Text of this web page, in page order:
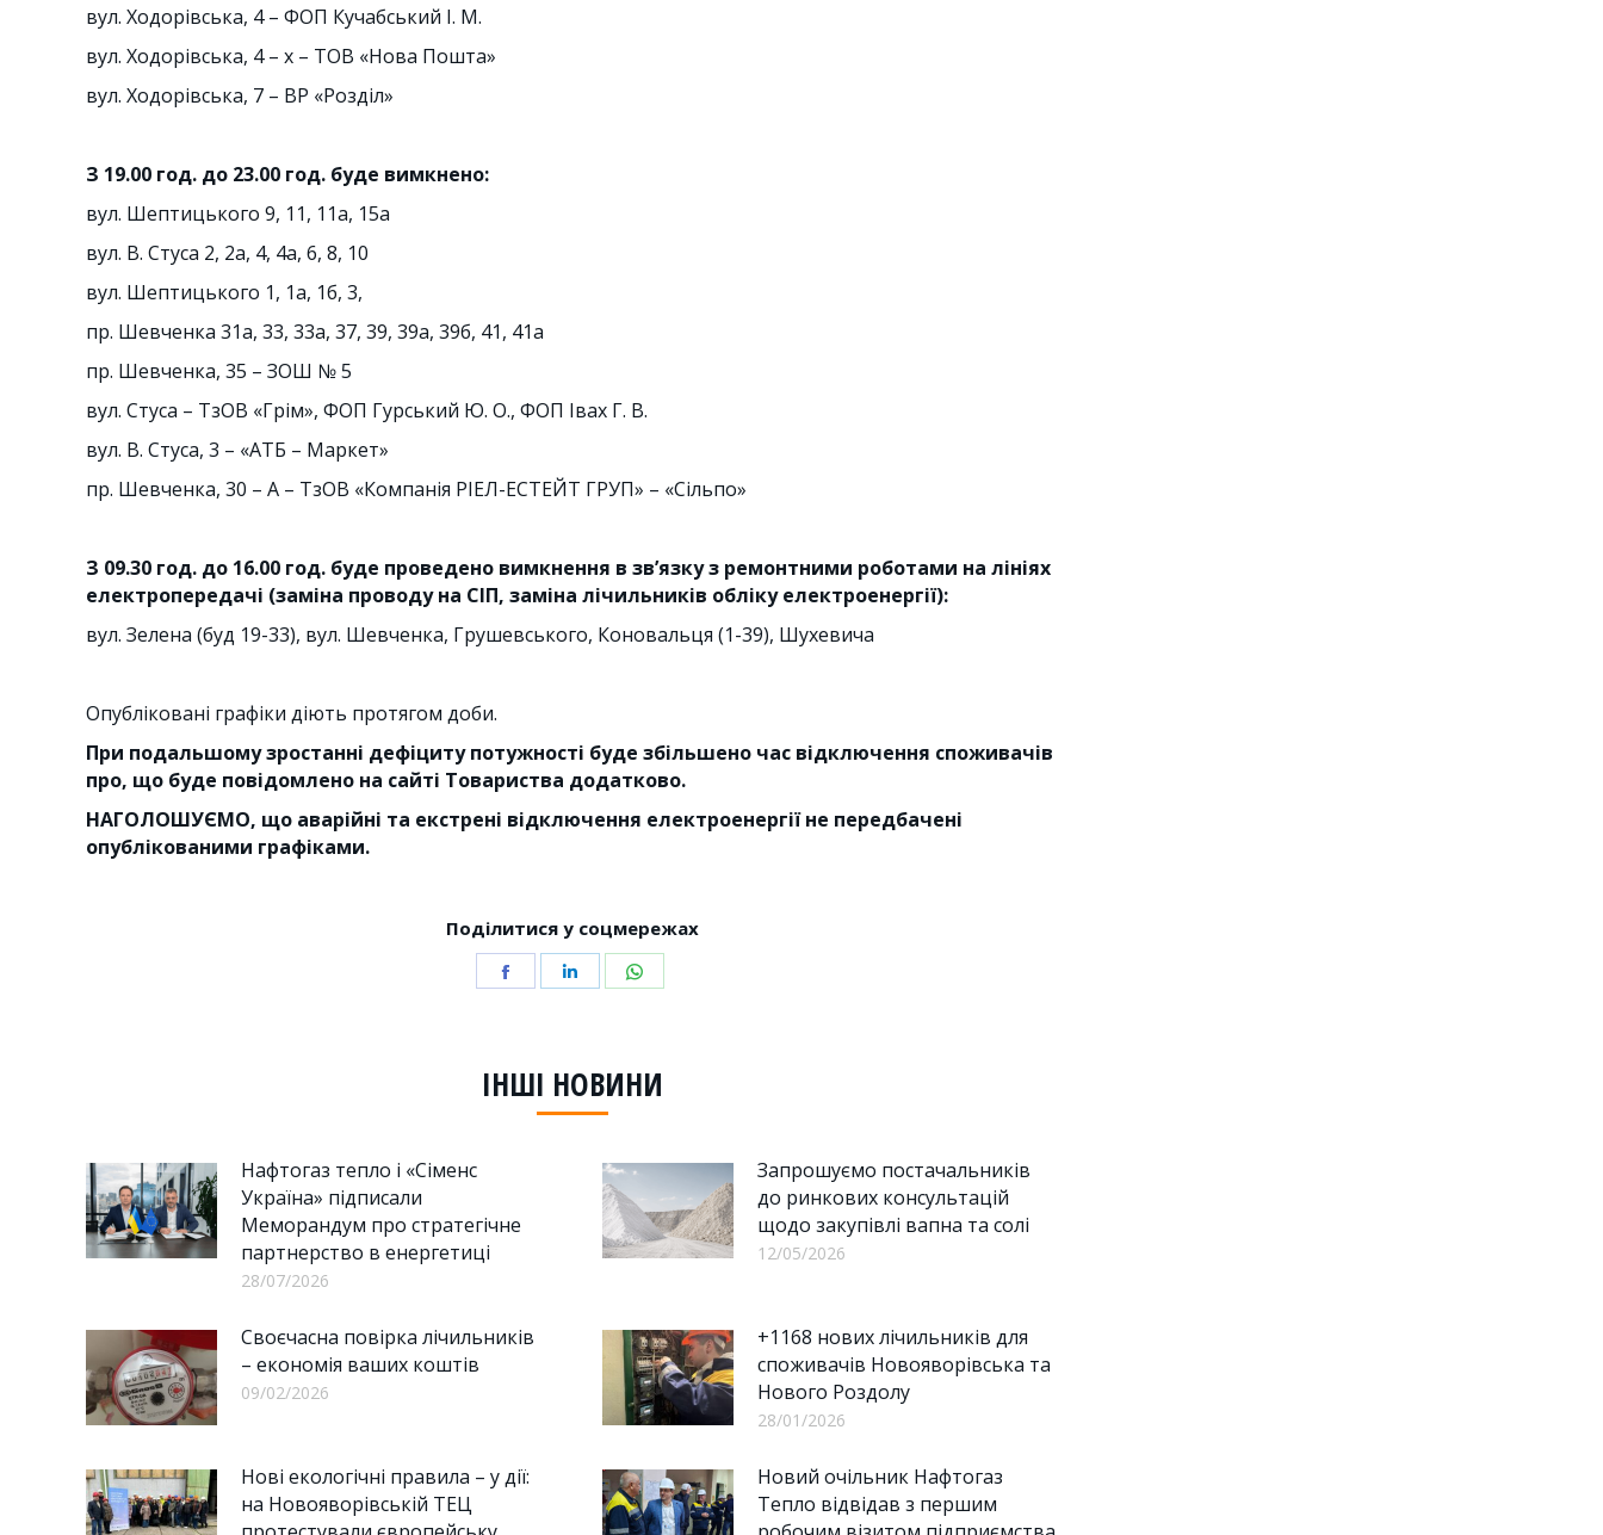
вул. Ходорівська, 4 – ФОП Кучабський І. М.
вул. Ходорівська, 4 – х – ТОВ «Нова Пошта»
вул. Ходорівська, 7 – ВР «Розділ»
З 19.00 год. до 23.00 год. буде вимкнено:
вул. Шептицького 9, 11, 11а, 15а
вул. В. Стуса 2, 2а, 4, 4а, 6, 8, 10
вул. Шептицького 1, 1а, 1б, 3,
пр. Шевченка 31а, 33, 33а, 37, 39, 39а, 39б, 41, 41а
пр. Шевченка, 35 – ЗОШ № 5
вул. Стуса – ТзОВ «Грім», ФОП Гурський Ю. О., ФОП Івах Г. В.
вул. В. Стуса, 3 – «АТБ – Маркет»
пр. Шевченка, 30 – А – ТзОВ «Компанія РІЕЛ-ЕСТЕЙТ ГРУП» – «Сільпо»
З 09.30 год. до 16.00 год. буде проведено вимкнення в зв’язку з ремонтними роботами на лініях
електропередачі (заміна проводу на СІП, заміна лічильників обліку електроенергії):
вул. Зелена (буд 19-33), вул. Шевченка, Грушевського, Коновальця (1-39), Шухевича
Опубліковані графіки діють протягом доби.
При подальшому зростанні дефіциту потужності буде збільшено час відключення споживачів
про, що буде повідомлено на сайті Товариства додатково.
НАГОЛОШУЄМО, що аварійні та екстрені відключення електроенергії не передбачені
опублікованими графіками.
Поділитися у соцмережах
Share
Share
ІНШІ НОВИНИ
Нафтогаз тепло і «Сіменс
Україна» підписали
Меморандум про стратегічне
партнерство в енергетиці
28/07/2026
Запрошуємо постачальників
до ринкових консультацій
щодо закупівлі вапна та солі
12/05/2026
Своєчасна повірка лічильників
– економія ваших коштів
09/02/2026
+1168 нових лічильників для
споживачів Новояворівська та
Нового Роздолу
28/01/2026
Нові екологічні правила – у дії:
на Новояворівській ТЕЦ
Новий очільник Нафтогаз
Тепло відвідав з першим